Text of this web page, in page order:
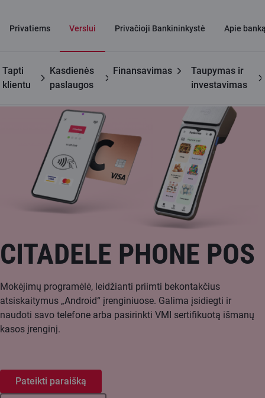
Privatiems Verslui Privačioji Bankininkystė Apie
Tapti
klientu
Kasdienės
paslaugos
Finansavimas
Taupymas ir
investavimas
Verslui Citadele Phone POS
CITADELE PHONE POS
Mokėjimų programėlė, leidžianti priimti bekontakčius
atsiskaitymus „Android“ įrenginiuose. Galima įsidiegti ir
naudoti savo telefone arba pasirinkti VMI sertifikuotą išmanų
kasos įrenginį.
Pateikti paraišką